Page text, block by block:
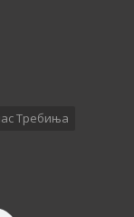
Требиња